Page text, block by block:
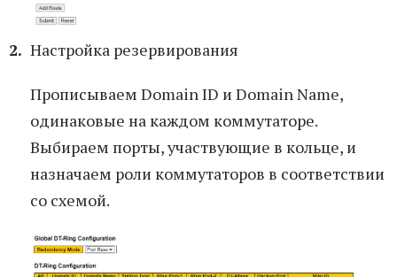
Настройка резервирования
Прописываем Domain ID и Domain Name,
одинаковые на каждом коммутаторе.
Выбираем порты, участвующие в кольце, и
назначаем роли коммутаторов в соответствии
со схемой.